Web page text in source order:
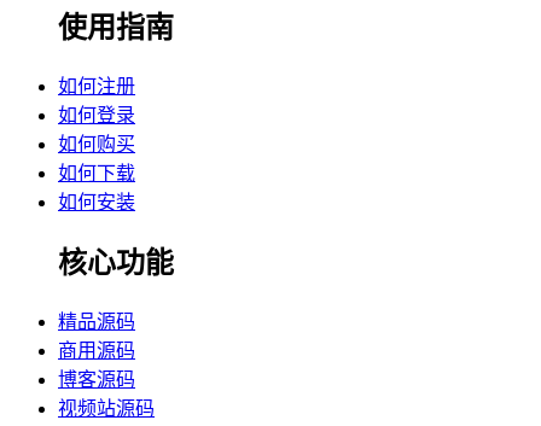
使用指南
如何注册
如何登录
如何购买
如何下载
如何安装
核心功能
精品源码
商用源码
博客源码
视频站源码